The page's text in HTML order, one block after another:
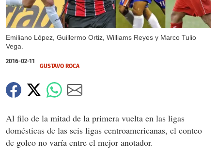
Emiliano López, Guillermo Ortiz, Williams Reyes y Marco Tulio
Vega.
2016-02-11
GUSTAVO ROCA
Al filo de la mitad de la primera vuelta en las ligas
domésticas de las seis ligas centroamericanas, el conteo
de goleo no varía entre el mejor anotador.